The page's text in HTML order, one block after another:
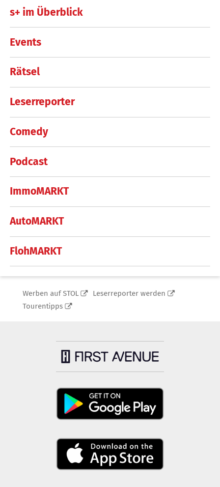
s+ im Überblick
Events
Rätsel
Leserreporter
Comedy
Podcast
ImmoMARKT
AutoMARKT
FlohMARKT
Werben auf STOL
Leserreporter werden
Tourentipps